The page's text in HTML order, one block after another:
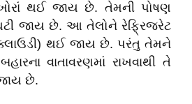
થઈ જાય છે. તેમની પોષણ
જાય છે. આ તેલોને રેફ્રિજરેટ
થઈ જાય છે. પરંતુ તેમને
વાતાવરણમાં રાખવાથી તે
છે.